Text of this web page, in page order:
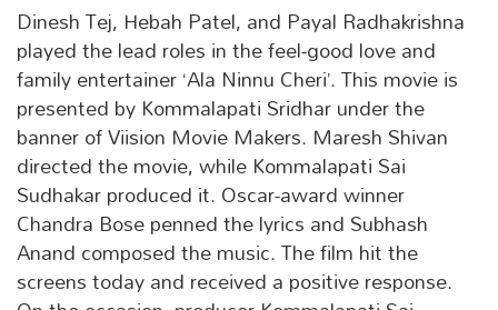
Dinesh Tej, Hebah Patel, and Payal Radhakrishna
played the lead roles in the feel-good love and
family entertainer ‘Ala Ninnu Cheri’. This movie is
presented by Kommalapati Sridhar under the
banner of Viision Movie Makers. Maresh Shivan
directed the movie, while Kommalapati Sai
Sudhakar produced it. Oscar-award winner
Chandra Bose penned the lyrics and Subhash
Anand composed the music. The film hit the
screens today and received a positive response.